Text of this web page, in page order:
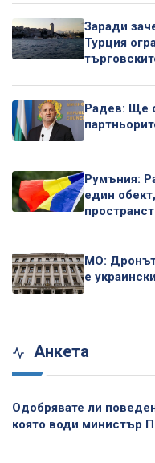
Заради
Турция
Радев: Ще
Румъния:
един
МО: Дронът
е украински
Анкета
Одобрявате ли
която води министър